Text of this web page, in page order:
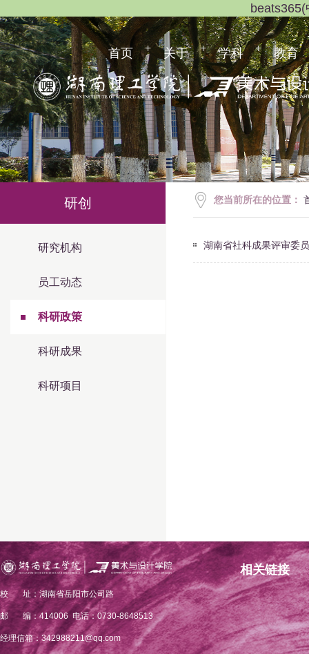
首页 关于 学科 教育
研创
研究机构
员工动态
科研政策
科研成果
科研项目
您当前所在的位置：
湖南省社科成果评审委
校 址：湖南省岳阳市公司路
邮 编：414006 电话：0730-8648513
经理信箱：342988211@qq.com
相关链接